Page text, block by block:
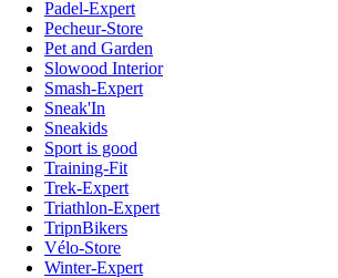
Padel-Expert
Pecheur-Store
Pet and Garden
Slowood Interior
Smash-Expert
Sneak'In
Sneakids
Sport is good
Training-Fit
Trek-Expert
Triathlon-Expert
TripnBikers
Vélo-Store
Winter-Expert